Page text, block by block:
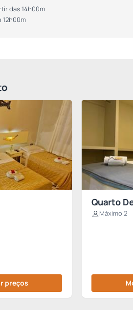
das 14h00m
12h00m
preços
Quarto
Máximo 2